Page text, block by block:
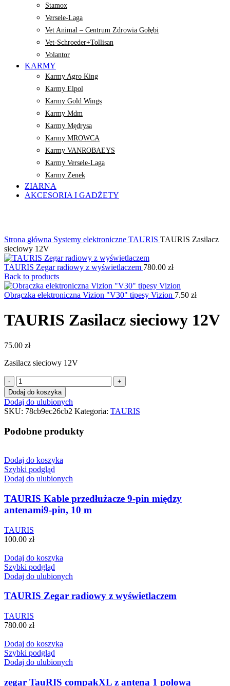
Stamox
Versele-Laga
Vet Animal – Centrum Zdrowia Gołębi
Vet-Schroeder+Tollisan
Volantor
KARMY
Karmy Agro King
Karmy Elpol
Karmy Gold Wings
Karmy Mdm
Karmy Mędrysa
Karmy MROWCA
Karmy VANROBAEYS
Karmy Versele-Laga
Karmy Zenek
ZIARNA
AKCESORIA I GADŻETY
Strona główna Systemy elektroniczne TAURIS TAURIS Zasilacz
sieciowy 12V
TAURIS Zegar radiowy z wyświetlaczem 780.00 zł
Back to products
Obrączka elektroniczna Vizion "V30" tipesy Vizion 7.50 zł
TAURIS Zasilacz sieciowy 12V
75.00 zł
Zasilacz sieciowy 12V
ilość
TAURIS
Zasilacz
sieciowy
12V
Dodaj do koszyka
Dodaj do ulubionych
SKU: 78cb9ec26cb2 Kategoria: TAURIS
Podobne produkty
Dodaj do koszyka
Szybki podgląd
Dodaj do ulubionych
TAURIS Kable przedłużacze 9-pin między
antenami9-pin, 10 m
TAURIS
100.00 zł
Dodaj do koszyka
Szybki podgląd
Dodaj do ulubionych
TAURIS Zegar radiowy z wyświetlaczem
TAURIS
780.00 zł
Dodaj do koszyka
Szybki podgląd
Dodaj do ulubionych
zegar TauRIS compakXL z anteną 1 polową